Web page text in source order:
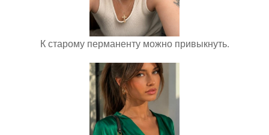
К старому перманенту можно привыкнуть.